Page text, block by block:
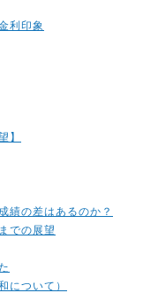
利印象
】
績の差はあるのか？
での展望
について）